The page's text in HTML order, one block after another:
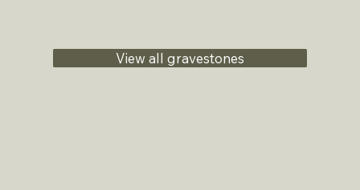
View all gravestones